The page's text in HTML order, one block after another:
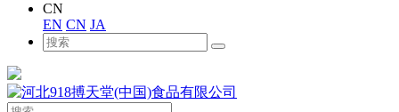
CN
EN CN JA